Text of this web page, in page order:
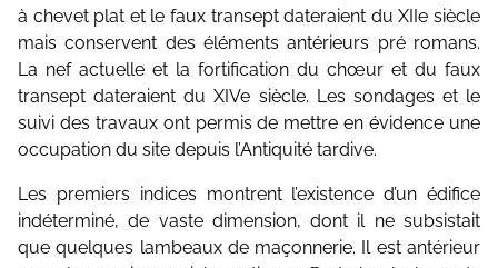
à chevet plat et le faux transept dateraient du XIIe siècle
mais conservent des éléments antérieurs pré romans.
La nef actuelle et la fortification du chœur et du faux
transept dateraient du XIVe siècle. Les sondages et le
suivi des travaux ont permis de mettre en évidence une
occupation du site depuis l’Antiquité tardive.
Les premiers indices montrent l’existence d’un édifice
indéterminé, de vaste dimension, dont il ne subsistait
que quelques lambeaux de maçonnerie. Il est antérieur